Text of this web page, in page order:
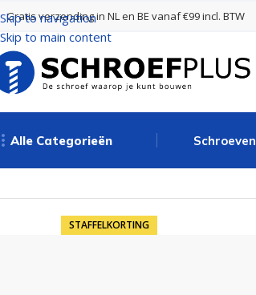
Skip to navigation
Skip to main content
Gratis verzending in NL en BE vanaf €99 incl. BTW
Alle Categorieën Schroeven
STAFFELKORTING